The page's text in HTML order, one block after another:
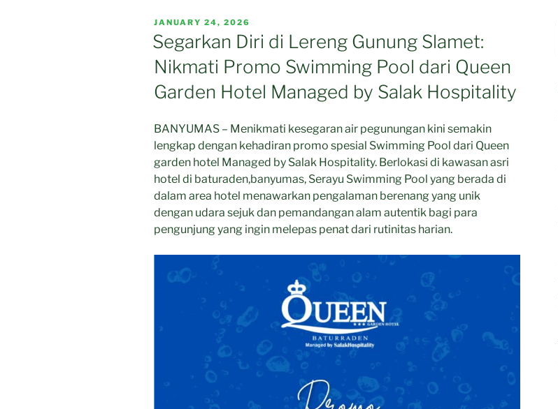
POSTED
ON
JANUARY 24, 2026
Segarkan Diri di Lereng Gunung Slamet:
Nikmati Promo Swimming Pool dari Queen
Garden Hotel Managed by Salak Hospitality
BANYUMAS – Menikmati kesegaran air pegunungan kini semakin
lengkap dengan kehadiran promo spesial Swimming Pool dari Queen
garden hotel Managed by Salak Hospitality. Berlokasi di kawasan asri
hotel di baturaden,banyumas, Serayu Swimming Pool yang berada di
dalam area hotel menawarkan pengalaman berenang yang unik
dengan udara sejuk dan pemandangan alam autentik bagi para
pengunjung yang ingin melepas penat dari rutinitas harian.